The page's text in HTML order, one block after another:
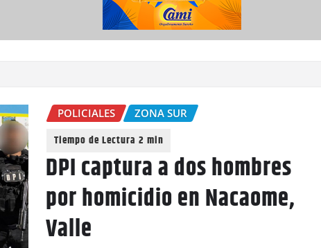
POLICIALES ZONA SUR
DPI captura a dos hombres
por homicidio en Nacaome,
Valle